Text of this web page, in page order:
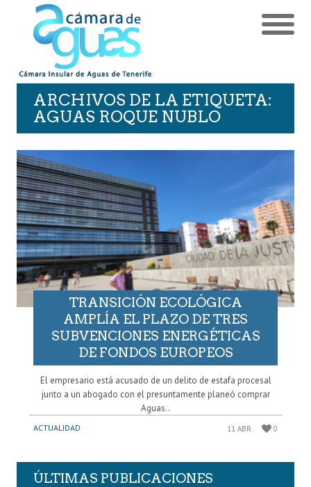
ARCHIVOS DE LA ETIQUETA:
AGUAS ROQUE NUBLO
TRANSICIÓN ECOLÓGICA
AMPLÍA EL PLAZO DE TRES
SUBVENCIONES ENERGÉTICAS
DE FONDOS EUROPEOS
El empresario está acusado de un delito de estafa procesal
junto a un abogado con el presuntamente planeó comprar
Aguas..
ACTUALIDAD 11 ABR 0
ÚLTIMAS PUBLICACIONES